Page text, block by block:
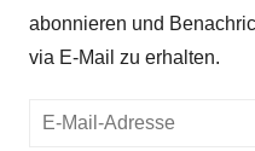
abonnieren und
via E-Mail zu erhalten.
E-